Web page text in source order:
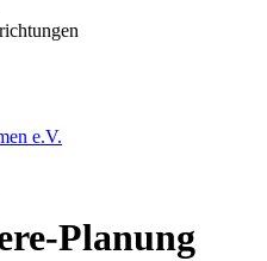
e.V.
Planung